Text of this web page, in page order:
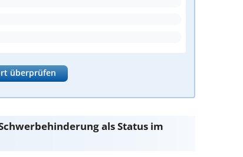
überprüfen
als Status im